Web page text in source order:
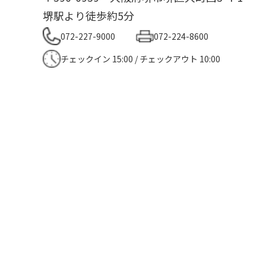
堺駅より徒歩約5分
072-227-9000
072-224-8600
チェックイン 15:00 / チェックアウト 10:00